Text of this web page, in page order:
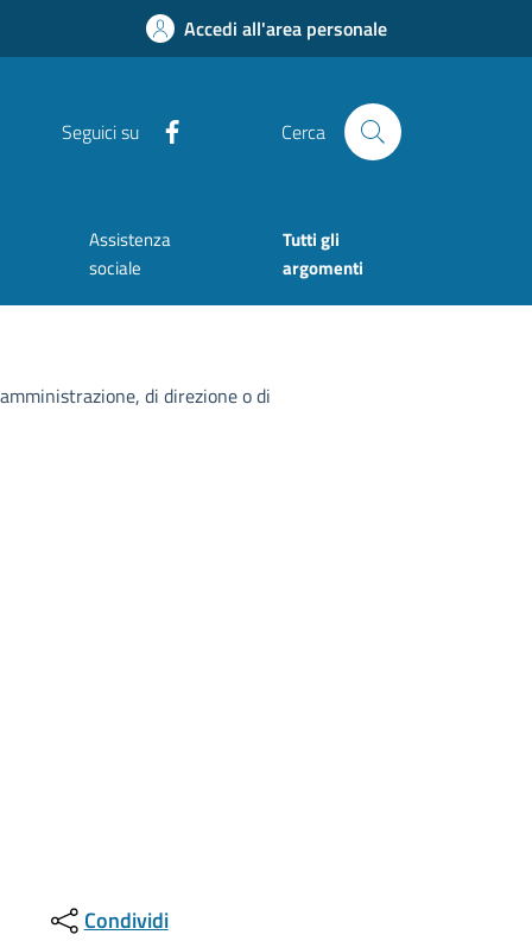
Accedi all'area personale
Seguici su Cerca
Assistenza
sociale
Tutti gli
argomenti
di direzione o di
Condividi